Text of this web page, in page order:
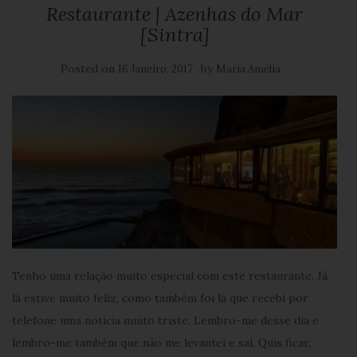
Restaurante | Azenhas do Mar
[Sintra]
Posted on 16 Janeiro, 2017 by Maria Amélia
Tenho uma relação muito especial com este restaurante. Já
lá estive muito feliz, como também foi lá que recebi por
telefone uma notícia muito triste. Lembro-me desse dia e
lembro-me também que não me levantei e saí. Quis ficar,